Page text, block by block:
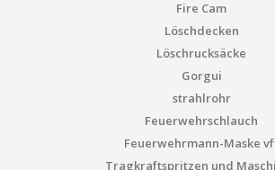
Fire Cam
Löschdecken
Löschrucksäcke
Gorgui
strahlrohr
Feuerwehrschlauch
Feuerwehrmann-Maske
Tragkraftspritzen und